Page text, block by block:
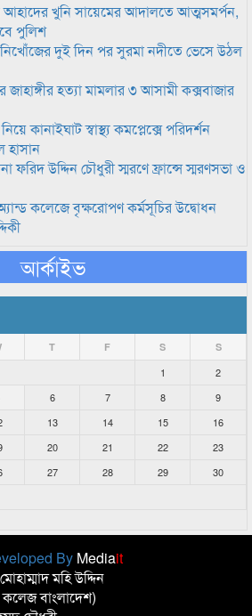
আহাদের খুনি সায়েমের আদালতে আত্মসমর্পন,
পুলিশ
নিখোঁজের দুই দিন পর সুরমা নদীতে ভেসে উঠল
জাহাঙ্গীর হত্যা মামলার ৩ আসামী কক্সবাজার
কানাইঘাট স্বাস্থ্য কমপ্লেক্সে পরিদর্শন
ফরিদ উদ্দিন চৌধুরী স্মরণে ফ্রান্সে স্মরণসভা ও
অ্যান্ড কলেজে বৃক্ষরোপণ কর্মসূচির উদ্বোধন
আর্কাইভ
T F S S
1
2
6 7 8
9
13 14 15
16
20 21 22
23
27 28 29
30
By Mediait
মোহাম্মাদ মহি উদ্দিন
কলেজ বাংলাদেশ)